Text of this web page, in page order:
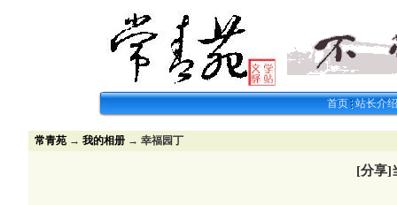
首页 站长介绍
常青苑→ 我的相册→ 幸福园丁
[分享]